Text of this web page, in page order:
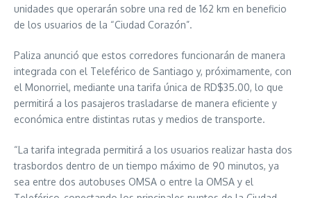
unidades que operarán sobre una red de 162 km en beneficio
de los usuarios de la “Ciudad Corazón”.
Paliza anunció que estos corredores funcionarán de manera
integrada con el Teleférico de Santiago y, próximamente, con
el Monorriel, mediante una tarifa única de RD$35.00, lo que
permitirá a los pasajeros trasladarse de manera eficiente y
económica entre distintas rutas y medios de transporte.
“La tarifa integrada permitirá a los usuarios realizar hasta dos
trasbordos dentro de un tiempo máximo de 90 minutos, ya
sea entre dos autobuses OMSA o entre la OMSA y el